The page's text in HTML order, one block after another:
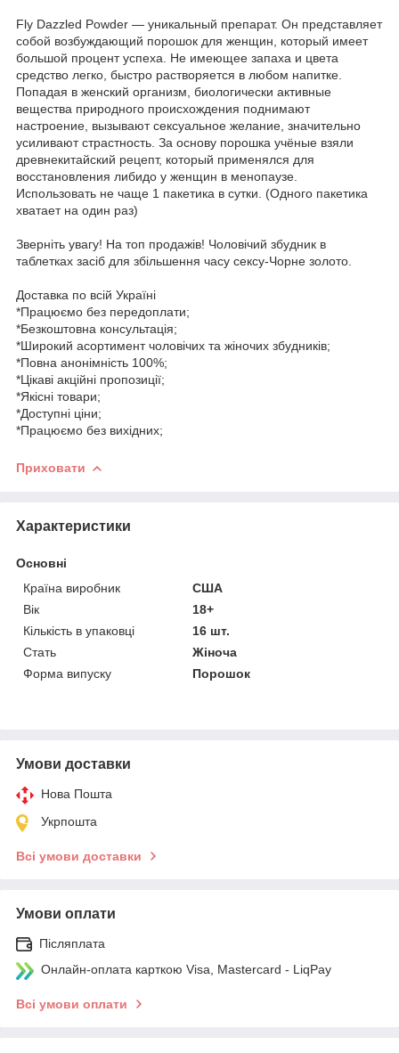
Fly Dazzled Powder — уникальный препарат. Он представляет
собой возбуждающий порошок для женщин, который имеет
большой процент успеха. Не имеющее запаха и цвета
средство легко, быстро растворяется в любом напитке.
Попадая в женский организм, биологически активные
вещества природного происхождения поднимают
настроение, вызывают сексуальное желание, значительно
усиливают страстность. За основу порошка учёные взяли
древнекитайский рецепт, который применялся для
восстановления либидо у женщин в менопаузе.
Использовать не чаще 1 пакетика в сутки. (Одного пакетика
хватает на один раз)
Зверніть увагу! На топ продажів! Чоловічий збудник в
таблетках засіб для збільшення часу сексу-Чорне золото.
Доставка по всій Україні
*Працюємо без передоплати;
*Безкоштовна консультація;
*Широкий асортимент чоловічих та жіночих збудників;
*Повна анонімність 100%;
*Цікаві акційні пропозиції;
*Якісні товари;
*Доступні ціни;
*Працюємо без вихідних;
Приховати
Характеристики
Основні
Країна виробник
США
Вік
18+
Кількість в упаковці
16 шт.
Стать
Жіноча
Форма випуску
Порошок
Умови доставки
Нова Пошта
Укрпошта
Всі умови доставки
Умови оплати
Післяплата
Онлайн-оплата карткою Visa, Mastercard - LiqPay
Всі умови оплати